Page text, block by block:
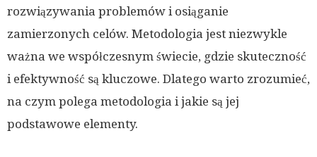
rozwiązywania problemów i osiąganie
zamierzonych celów. Metodologia jest niezwykle
ważna we współczesnym świecie, gdzie skuteczność
i efektywność są kluczowe. Dlatego warto zrozumieć,
na czym polega metodologia i jakie są jej
podstawowe elementy.